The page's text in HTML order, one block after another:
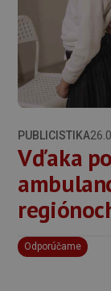
PUBLICISTIKA
Vďaka
Odporúčame